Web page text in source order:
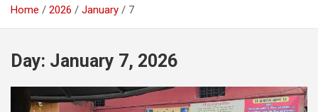
Home 2026 January 7
Day: January 7, 2026